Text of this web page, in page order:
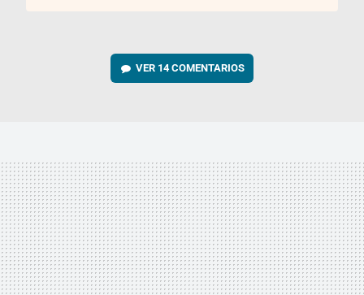
VER 14 COMENTARIOS